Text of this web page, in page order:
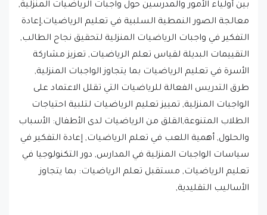
بين أولياء الأمور والمدرسين حول واجبات الرياضيات المنزلية,
معالجة الصور النمطية السلبية في تعليم الرياضيات,إعادة
التفكير في واجبات الرياضيات المنزلية لتحقيق نجاح الطالب,
التقييمات البديلة لقياس تعلم الرياضيات, تعزيز مشاركة
الأسرة في تعليم الرياضيات بما يتجاوز الواجبات المنزلية,
طرق التدريس الفعالة للرياضيات التي تقلل الاعتماد على
الواجبات المنزلية, تمييز تعليم الرياضيات لتلبية احتياجات
الطلاب المتنوعة,القلق من الرياضيات لدى الأطفال: الأسباب
والحلول, أهمية اللعب في تعلم الرياضيات, إعادة التفكير في
سياسات الواجبات المنزلية في المدارس, دور التكنولوجيا في
تعليم الرياضيات, مستقبل تعلم الرياضيات: بما يتجاوز
الأساليب التقليدية,